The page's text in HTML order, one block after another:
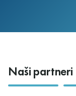
Naši partneri